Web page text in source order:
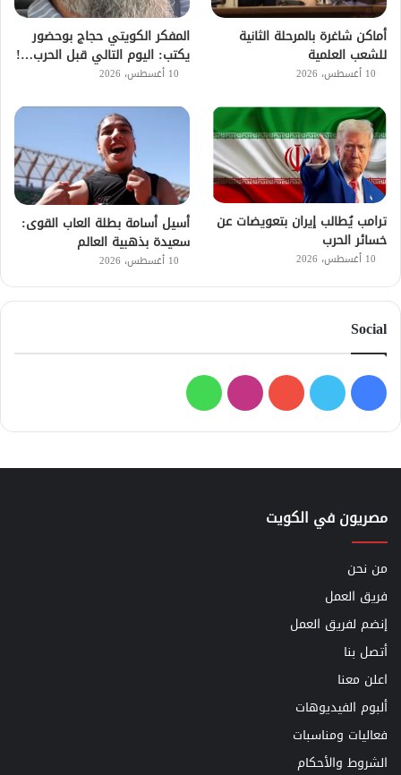
أماكن شاغرة بالمرحلة الثانية
للشعب العلمية
10 أغسطس، 2026
المفكر الكويتي حجاج بوحضور
يكتب: اليوم التالي قبل الحرب…!
10 أغسطس، 2026
ترامب يُطالب إيران بتعويضات عن
خسائر الحرب
10 أغسطس، 2026
أسيل أسامة بطلة العاب القوى:
سعيدة بذهبية العالم
10 أغسطس، 2026
Social
فيسبوك
تويتر يوتيوبانستقرامواتساب
مصريون في الكويت
من نحن
فريق العمل
إنضم لفريق العمل
أتصل بنا
اعلن معنا
ألبوم الفيديوهات
فعاليات ومناسبات
الشروط والأحكام